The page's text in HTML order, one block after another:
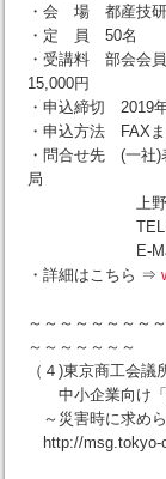
・会 場 都産技研
・定 員 50名
・受講料 部会会
15,000円
・申込締切 2019
・申込方法 FAX
・問合せ先 (一社)
局
上野 千
TEL 03-
E-
・詳細はこちら ⇒
～～～～～～～～
～～～～～～～
（４)東京商工会議
中小企業向け「
～災害時に求め
http://msg.tokyo-